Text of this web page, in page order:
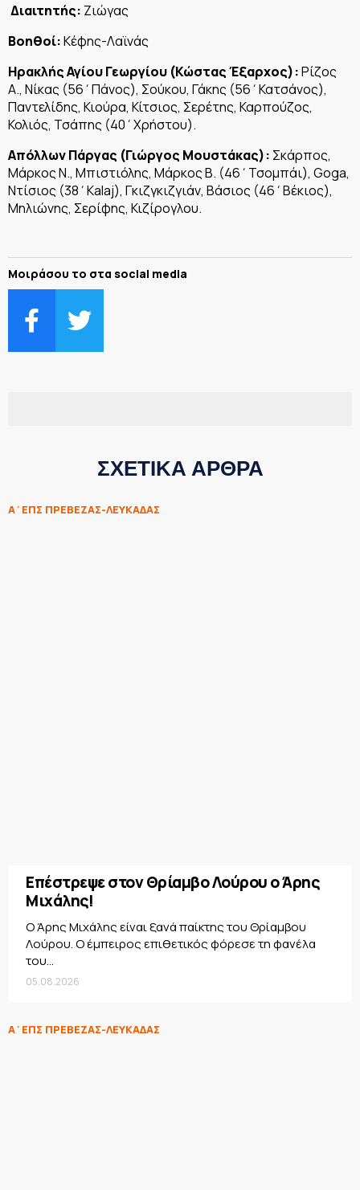
Διαιτητής: Ζιώγας
Βοηθοί:Κέφης-Λαϊνάς
Ηρακλής Αγίου Γεωργίου (Κώστας Έξαρχος):Ρίζος
Α., Νίκας (56΄Πάνος), Σούκου, Γάκης (56΄Κατσάνος),
Παντελίδης, Κιούρα, Κίτσιος, Σερέτης, Καρπούζος,
Κολιός, Τσάπης (40΄Χρήστου).
Απόλλων Πάργας (Γιώργος Μουστάκας): Σκάρπος,
Μάρκος Ν., Μπιστιόλης, Μάρκος Β. (46΄Τσομπάι), Goga,
Ντίσιος (38΄Κalaj), Γκιζγκιζγιάν, Βάσιος (46΄Βέκιος),
Μηλιώνης, Σερίφης, Κιζίρογλου.
Μοιράσου το στα social media
ΣΧΕΤΙΚΑ ΑΡΘΡΑ
Α΄ΕΠΣ ΠΡΕΒΕΖΑΣ-ΛΕΥΚΑΔΑΣ
Επέστρεψε στον Θρίαμβο Λούρου ο Άρης
Μιχάλης!
Ο Άρης Μιχάλης είναι ξανά παίκτης του Θρίαμβου
Λούρου. Ο έμπειρος επιθετικός φόρεσε τη φανέλα
του...
05.08.2026
Α΄ΕΠΣ ΠΡΕΒΕΖΑΣ-ΛΕΥΚΑΔΑΣ